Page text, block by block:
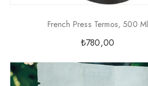
French Press Termos, 500 Ml
₺780,00